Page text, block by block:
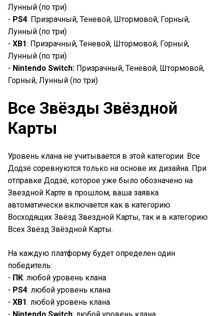
Лунный (по три)
- PS4: Призрачный, Теневой, Штормовой, Горный,
Лунный (по три)
- XB1: Призрачный, Теневой, Штормовой, Горный,
Лунный (по три)
- Nintendo Switch: Призрачный, Теневой, Штормовой,
Горный, Лунный (по три)
Все Звёзды Звёздной
Карты
Уровень клана не учитывается в этой категории. Все
Додзё соревнуются только на основе их дизайна. При
отправке Додзё, которое уже было обозначено на
Звездной Карте в прошлом, ваша заявка
автоматически включается как в категорию
Восходящих Звёзд Звездной Карты, так и в категорию
Всех Звёзд Звёздной Карты.
На каждую платформу будет определен один
победитель:
- ПК: любой уровень клана
- PS4: любой уровень клана
- XB1: любой уровень клана